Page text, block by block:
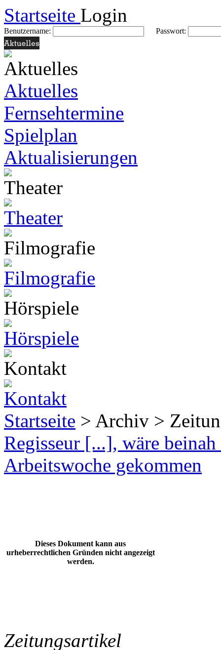
Startseite Login
Benutzername: Passwort:
Aktuelles
Fernsehtermine
Spielplan
Aktualisierungen
Startseite > Archiv >
Regisseur [...], wäre
Arbeitswoche gekommen
Dieses Dokument kann aus
urheberrechtlichen Gründen nicht angezeigt
werden.
Zeitungsartikel